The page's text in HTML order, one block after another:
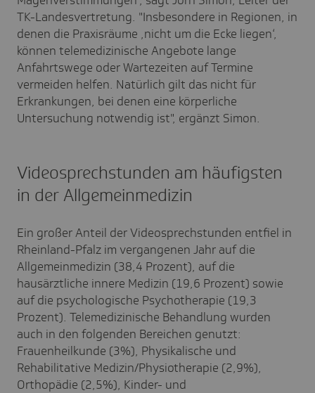
TK-Landesvertretung. "Insbesondere in Regionen, in
denen die Praxisräume ‚nicht um die Ecke liegen‘,
können telemedizinische Angebote lange
Anfahrtswege oder Wartezeiten auf Termine
vermeiden helfen. Natürlich gilt das nicht für
Erkrankungen, bei denen eine körperliche
Untersuchung notwendig ist", ergänzt Simon.
Videosprechstunden am häufigsten
in der Allgemeinmedizin
Ein großer Anteil der Videosprechstunden entfiel in
Rheinland-Pfalz im vergangenen Jahr auf die
Allgemeinmedizin (38,4 Prozent), auf die
hausärztliche innere Medizin (19,6 Prozent) sowie
auf die psychologische Psychotherapie (19,3
Prozent). Telemedizinische Behandlung wurden
auch in den folgenden Bereichen genutzt:
Frauenheilkunde (3%), Physikalische und
Rehabilitative Medizin/Physiotherapie (2,9%),
Orthopädie (2,5%), Kinder- und